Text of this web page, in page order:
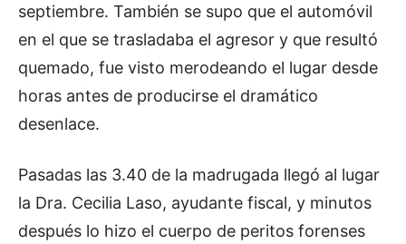
septiembre. También se supo que el automóvil
en el que se trasladaba el agresor y que resultó
quemado, fue visto merodeando el lugar desde
horas antes de producirse el dramático
desenlace.
Pasadas las 3.40 de la madrugada llegó al lugar
la Dra. Cecilia Laso, ayudante fiscal, y minutos
después lo hizo el cuerpo de peritos forenses